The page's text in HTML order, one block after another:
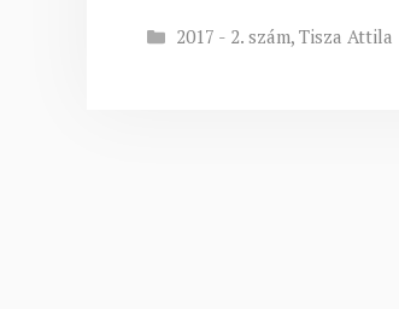
Kategória
2017 - 2. szám,Tisza Attila